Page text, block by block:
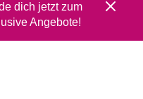
dich jetzt zum
Angebote!